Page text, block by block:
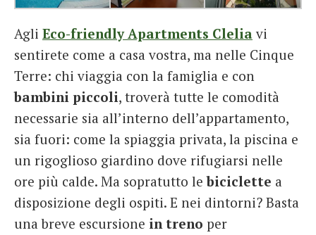
Agli Eco-friendly Apartments Clelia vi
sentirete come a casa vostra, ma nelle Cinque
Terre: chi viaggia con la famiglia e con
bambini piccoli, troverà tutte le comodità
necessarie sia all’interno dell’appartamento,
sia fuori: come la spiaggia privata, la piscina e
un rigoglioso giardino dove rifugiarsi nelle
ore più calde. Ma sopratutto lebiciclette a
disposizione degli ospiti. E nei dintorni? Basta
una breve escursione in treno per